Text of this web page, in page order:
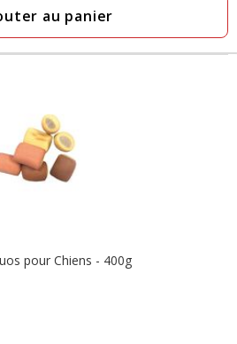
au panier
pour Chiens - 400g